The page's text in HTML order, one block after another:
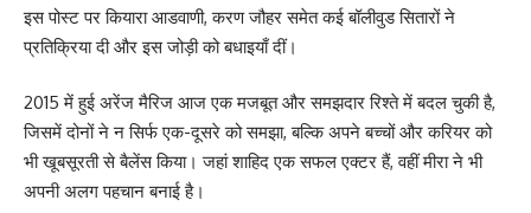
इस पोस्ट पर कियारा आडवाणी, करण जौहर समेत कई बॉलीवुड सितारों ने
प्रतिक्रिया दी और इस जोड़ी को बधाइयाँ दीं।
2015 में हुई अरेंज मैरिज आज एक मजबूत और समझदार रिश्ते में बदल चुकी है,
जिसमें दोनों ने न सिर्फ एक-दूसरे को समझा, बल्कि अपने बच्चों और करियर को
भी खूबसूरती से बैलेंस किया। जहां शाहिद एक सफल एक्टर हैं, वहीं मीरा ने भी
अपनी अलग पहचान बनाई है।